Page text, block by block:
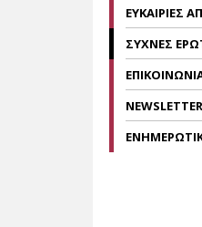
ΕΥΚΑΙΡΙΕΣ
ΣΥΧΝΕΣ
NEWSLETTER